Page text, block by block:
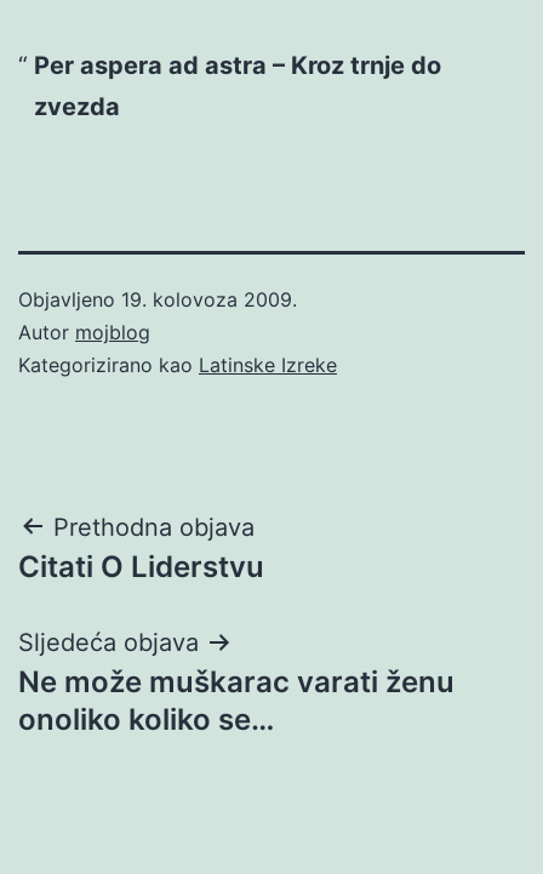
Per aspera ad astra – Kroz trnje do
zvezda
Objavljeno 19. kolovoza 2009.
Autor mojblog
Kategorizirano kao Latinske Izreke
Navigacija
objava
Prethodna objava
Citati O Liderstvu
Sljedeća objava
Ne može muškarac varati ženu
onoliko koliko se…